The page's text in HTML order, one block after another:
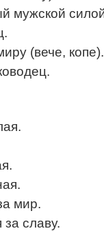
мужской
(вече, копе).
мир.
славу.